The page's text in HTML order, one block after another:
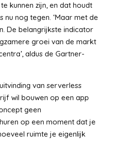
kunnen zijn, en dat houdt
nu nog tegen. ‘Maar met de
De belangrijkste indicator
groei van de markt
aldus de Gartner-
van serverless
wil bouwen op een app
geen
op een moment dat je
ruimte je eigenlijk